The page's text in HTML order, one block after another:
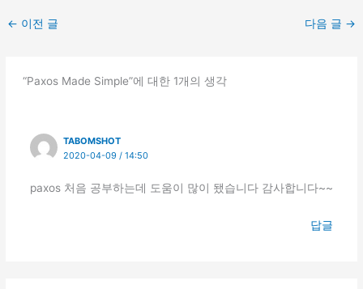
← 이전 글 다음 글 →
“Paxos Made Simple”에 대한 1개의 생각
TABOMSHOT
2020-04-09 / 14:50
paxos 처음 공부하는데 도움이 많이 됐습니다 감사합니다~~
답글